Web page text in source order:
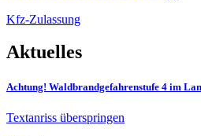
Kfz-Zulassung
Aktuelles
Achtung! Waldbrandgefahrenstufe 4 im
Textanriss überspringen